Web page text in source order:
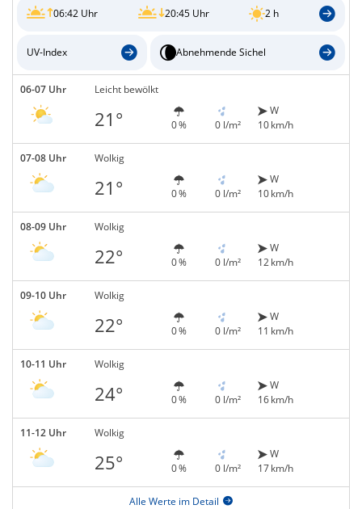
06:42 Uhr 20:45 Uhr 2 h
UV-Index Abnehmende Sichel
06-07 Uhr Leicht bewölkt
21° 0 % 0 l/m²
W
10 km/h
07-08 Uhr Wolkig
21° 0 % 0 l/m²
W
10 km/h
08-09 Uhr Wolkig
22° 0 % 0 l/m²
W
12 km/h
09-10 Uhr Wolkig
22° 0 % 0 l/m²
W
11 km/h
10-11 Uhr Wolkig
24° 0 % 0 l/m²
W
16 km/h
11-12 Uhr Wolkig
25° 0 % 0 l/m²
W
17 km/h
Alle Werte im Detail